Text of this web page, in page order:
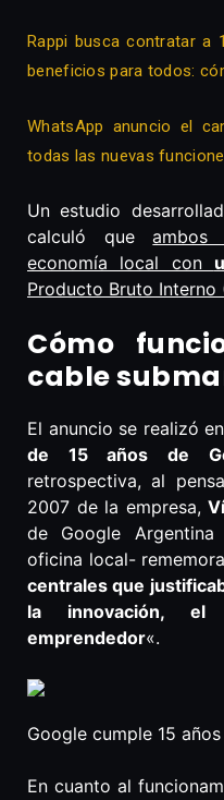
Rappi busca contratar a
beneficios para todos:
WhatsApp anuncio el
todas las nuevas
Un estudio
calculó queambos
economía local con
Producto Bruto Interno
Cómo
cable
El anuncio se realizó
de 15 años de
retrospectiva, al
2007 de la empresa,
de Google
oficina local-
centrales que
la innovación,
emprendedor«.
Google cumple 15
En cuanto al